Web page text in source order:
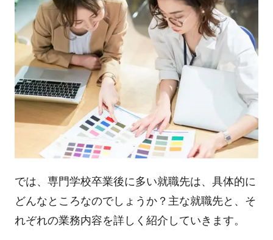
では、専門学校卒業後に多い就職先は、具体的に
どんなところなのでしょうか？主な就職先と、そ
れぞれの業務内容を詳しく紹介していきます。